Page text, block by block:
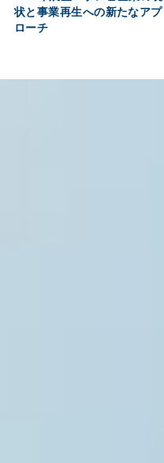
状と事業再生への新たなアプ
ローチ